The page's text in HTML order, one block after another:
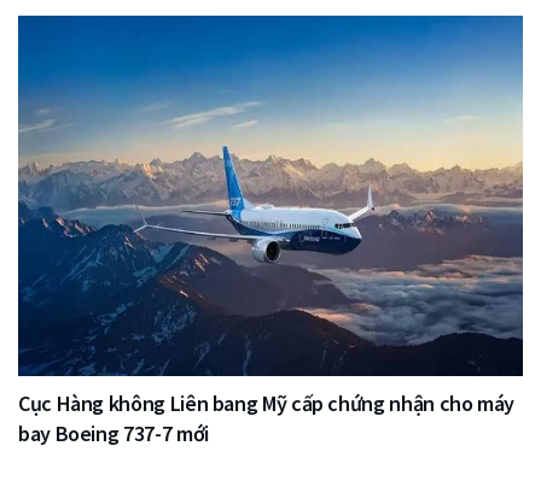
Cục Hàng không Liên bang Mỹ cấp chứng nhận cho máy
bay Boeing 737-7 mới